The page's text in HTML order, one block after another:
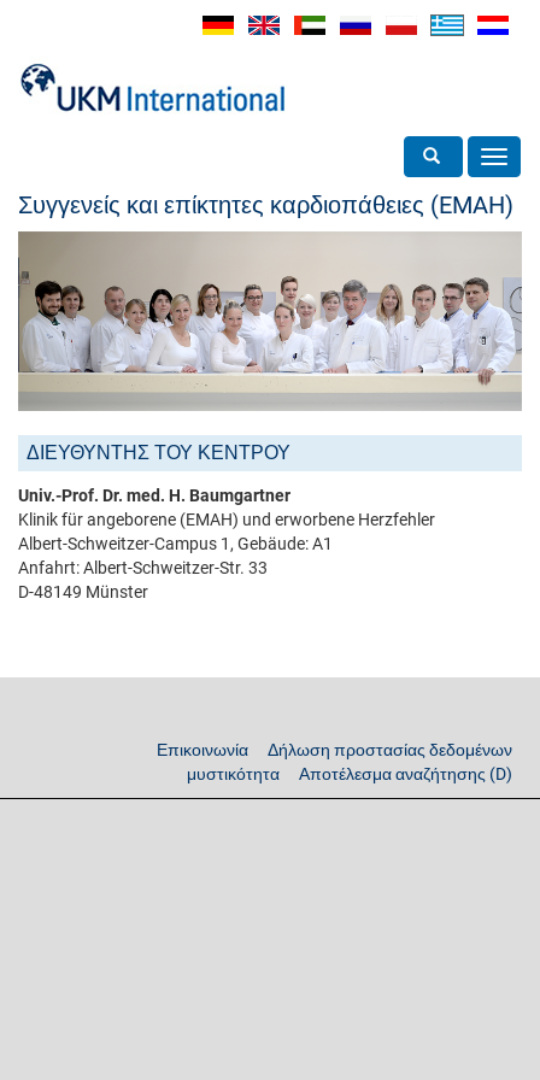
Toggle search
Συγγενείς και επίκτητες καρδιοπάθειες (EMAH)
ΔΙΕΥΘΥΝΤΗΣ ΤΟΥ ΚΕΝΤΡΟΥ
Univ.-Prof. Dr. med. H. Baumgartner
Klinik für angeborene (EMAH) und erworbene Herzfehler
Albert-Schweitzer-Campus 1, Gebäude: A1
Anfahrt: Albert-Schweitzer-Str. 33
D-48149 Münster
Επικοινωνία
Δήλωση προστασίας δεδομένων
μυστικότητα
Αποτέλεσμα αναζήτησης (D)